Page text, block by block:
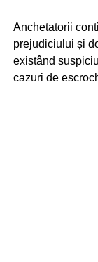
Anchetatorii
prejudiciului și
existând
cazuri de